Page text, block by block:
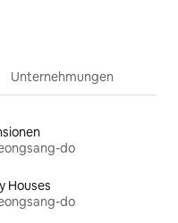
Unternehmungen
do
Houses
do